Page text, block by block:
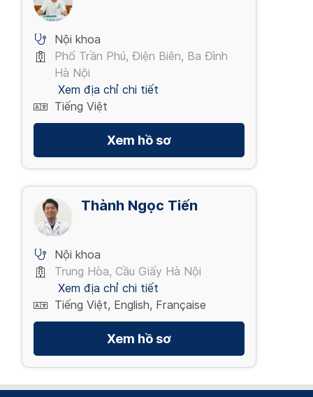
Nội khoa
Phố Trần Phú, Điện Biên, Ba Đình
Hà Nội
Xem địa chỉ chi tiết
Tiếng Việt
Xem hồ sơ
Thành Ngọc Tiến
Nội khoa
Trung Hòa, Cầu Giấy Hà Nội
Xem địa chỉ chi tiết
Tiếng Việt, English, Française
Xem hồ sơ